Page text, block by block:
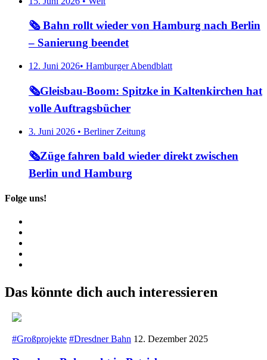
🗞️ Bahn rollt wieder von Hamburg nach Berlin
– Sanierung beendet
12. Juni 2026• Hamburger Abendblatt
🗞️Gleisbau-Boom: Spitzke in Kaltenkirchen hat
volle Auftragsbücher
3. Juni 2026 • Berliner Zeitung
🗞️Züge fahren bald wieder direkt zwischen
Berlin und Hamburg
Folge uns!
Das könnte dich auch interessieren
#Großprojekte #Dresdner Bahn 12. Dezember 2025